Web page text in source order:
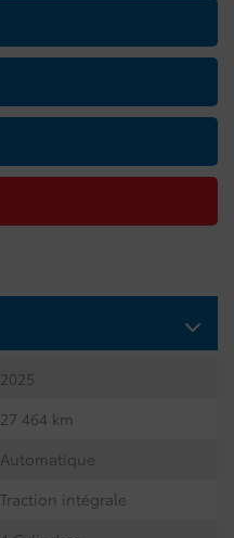
2025
27 464 km
Automatique
Traction intégrale